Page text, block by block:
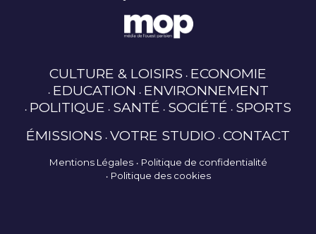
CULTURE & LOISIRS ECONOMIE
EDUCATION ENVIRONNEMENT
POLITIQUE SANTÉ SOCIÉTÉ SPORTS
ÉMISSIONS VOTRE STUDIO CONTACT
Mentions Légales
Politique de confidentialité
Politique des cookies